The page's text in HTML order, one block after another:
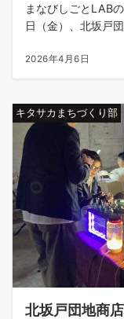
まなびしごとLAB
日（金）、北坂戸
2026年4月6日
キタサカまちづくり部
北坂戸団地商